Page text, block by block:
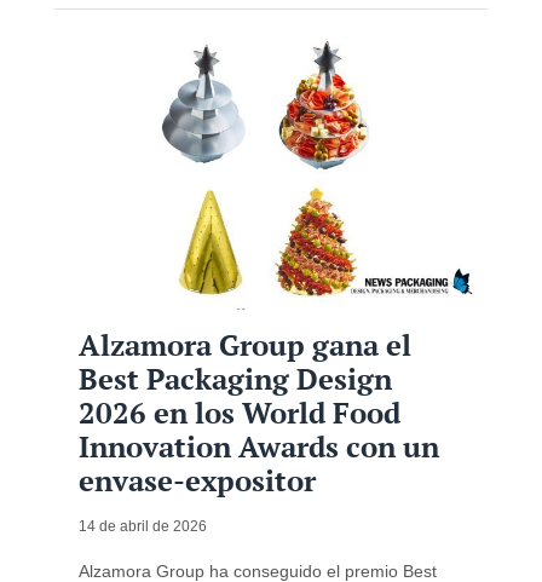
Alzamora Group gana el
Best Packaging Design
2026 en los World Food
Innovation Awards con un
envase-expositor
14 de abril de 2026
Alzamora Group ha conseguido el premio Best